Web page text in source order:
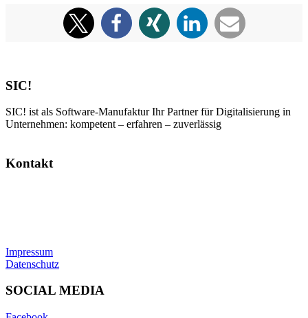
SIC!
SIC! ist als Software-Manufaktur Ihr Partner für Digitalisierung in
Unternehmen: kompetent – erfahren – zuverlässig
Kontakt
Impressum
Datenschutz
SOCIAL MEDIA